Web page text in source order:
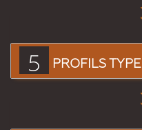
5 PROFILS TYPE